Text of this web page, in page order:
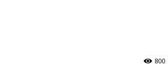
800